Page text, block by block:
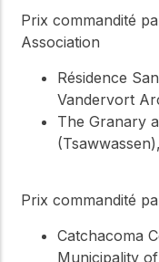
Prix commandité
Association
Résidence
Vandervort
The Granary
Prix commandité
Catchacoma
Municipality